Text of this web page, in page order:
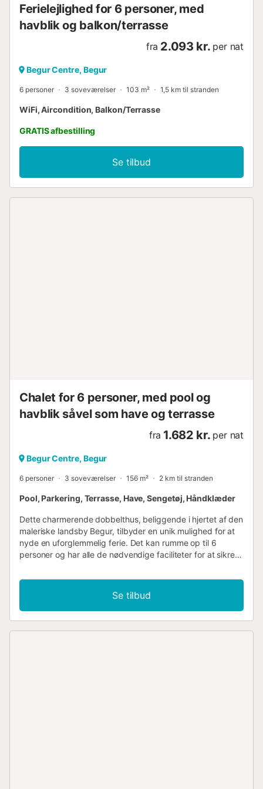
Ferielejlighed for 6 personer, med
havblik og balkon/terrasse
fra 2.093 kr. per nat
Begur Centre, Begur
6 personer 3 soveværelser 103 m² 1,5 km til stranden
WiFi, Aircondition, Balkon/Terrasse
GRATIS afbestilling
Se tilbud
Chalet for 6 personer, med pool og
havblik såvel som have og terrasse
fra 1.682 kr. per nat
Begur Centre, Begur
6 personer 3 soveværelser 156 m² 2 km til stranden
Pool, Parkering, Terrasse, Have, Sengetøj, Håndklæder
Dette charmerende dobbelthus, beliggende i hjertet af den
maleriske landsby Begur, tilbyder en unik mulighed for at
nyde en uforglemmelig ferie. Det kan rumme op til 6
personer og har alle de nødvendige faciliteter for at sikre
badet i naturligt lys, byder dig velkommen med en
hyggelig atmosfære og adgang til en rummelig terrasse
med en betagende havudsigt. Her kan du nyde dine
måltider udendørs eller blot slappe af, mens du betragter
Se tilbud